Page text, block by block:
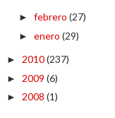
► febrero (27)
► enero (29)
► 2010(237)
► 2009 (6)
► 2008 (1)